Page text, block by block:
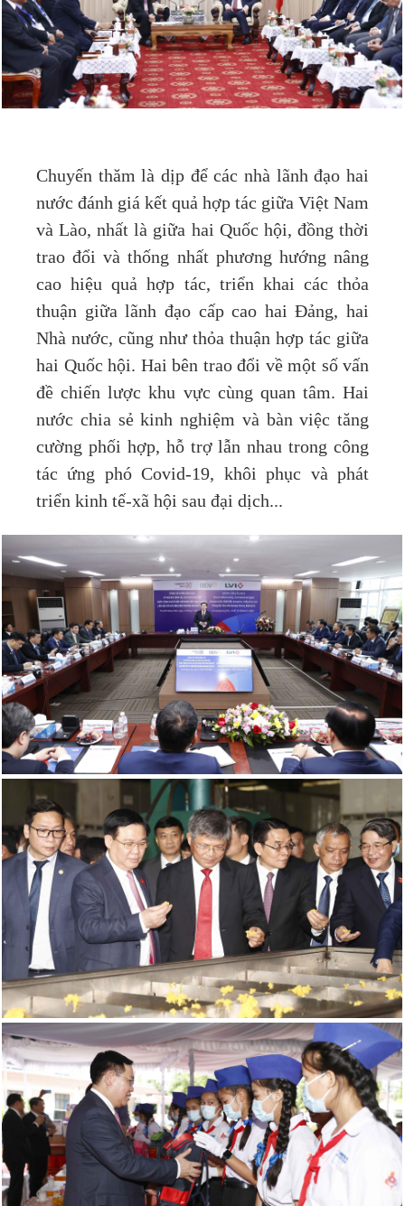
Chuyến thăm là dịp để các nhà lãnh đạo hai
nước đánh giá kết quả hợp tác giữa Việt Nam
và Lào, nhất là giữa hai Quốc hội, đồng thời
trao đổi và thống nhất phương hướng nâng
cao hiệu quả hợp tác, triển khai các thỏa
thuận giữa lãnh đạo cấp cao hai Đảng, hai
Nhà nước, cũng như thỏa thuận hợp tác giữa
hai Quốc hội. Hai bên trao đổi về một số vấn
đề chiến lược khu vực cùng quan tâm. Hai
nước chia sẻ kinh nghiệm và bàn việc tăng
cường phối hợp, hỗ trợ lẫn nhau trong công
tác ứng phó Covid-19, khôi phục và phát
triển kinh tế-xã hội sau đại dịch...